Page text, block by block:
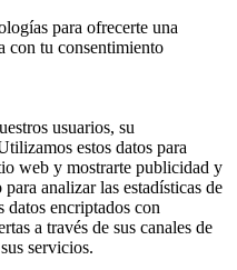
para ofrecerte una
con tu consentimiento
usuarios, su
estos datos para
web y mostrarte publicidad y
analizar las estadísticas de
datos encriptados con
a través de sus canales de
servicios.